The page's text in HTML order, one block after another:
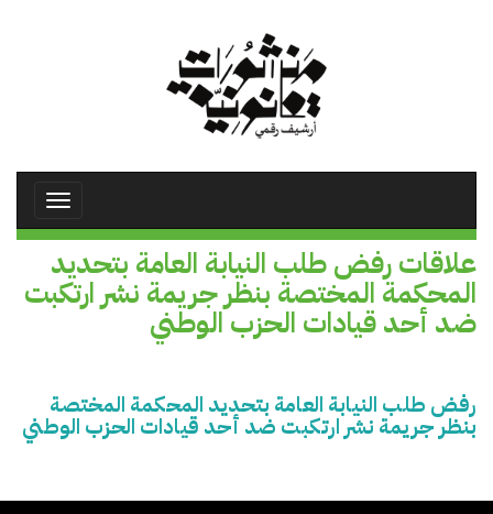
Toggle
علاقات رفض طلب النيابة العامة بتحديد
المحكمة المختصة بنظر جريمة نشر ارتكبت
ضد أحد قيادات الحزب الوطني
رفض طلب النيابة العامة بتحديد المحكمة المختصة
بنظر جريمة نشر ارتكبت ضد أحد قيادات الحزب الوطني